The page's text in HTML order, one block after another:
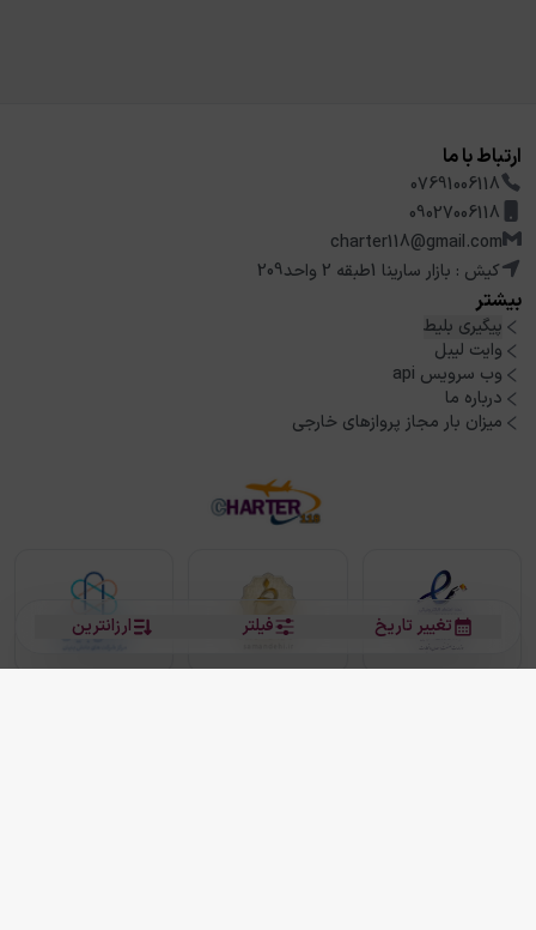
ارزانترین فیلتر تغییر تاریخ
ارتباط با ما
07691006118
09027006118
charter118@gmail.com
کیش : بازار سارینا 1طبقه 2 واحد209
بیشتر
پیگیری بلیط
وایت لیبل
وب سرویس api
درباره ما
میزان بار مجاز پروازهای خارجی